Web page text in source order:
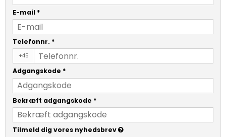
E-mail *
Telefonnr. *
+45
Adgangskode *
Bekræft adgangskode *
Tilmeld dig vores nyhedsbrev